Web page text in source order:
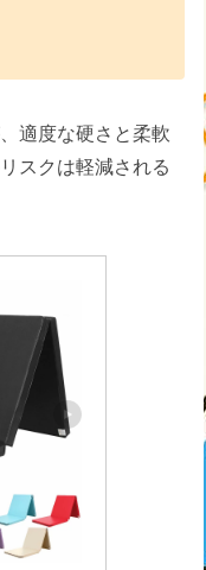
適度な硬さと柔軟
スクは軽減される